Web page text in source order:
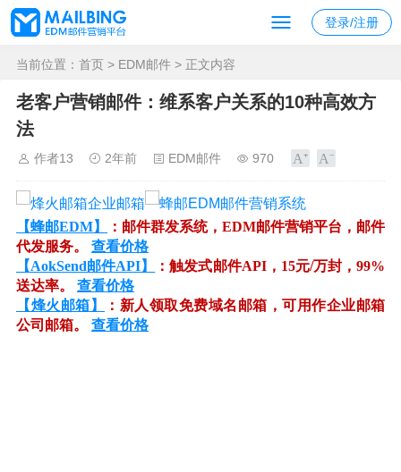
登录/注册
当前位置： 首页 > EDM邮件 > 正文内容
老客户营销邮件：维系客户关系的10种高效方
法
作者13 2年前 EDM邮件 970
【蜂邮EDM】
：邮件群发系统，EDM邮件营销平台，邮件
代发服务。 查看价格
【AokSend邮件API】
：触发式邮件API，15元/万封，99%
送达率。 查看价格
【烽火邮箱】
：新人领取免费域名邮箱，可用作企业邮箱
公司邮箱。 查看价格